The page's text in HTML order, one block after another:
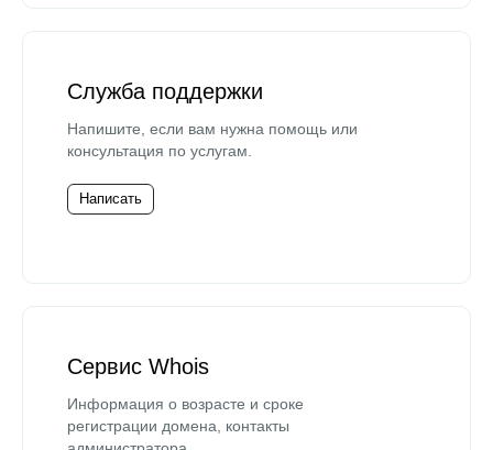
Служба поддержки
Напишите, если вам нужна помощь или
консультация по услугам.
Написать
Сервис Whois
Информация о возрасте и сроке
регистрации домена, контакты